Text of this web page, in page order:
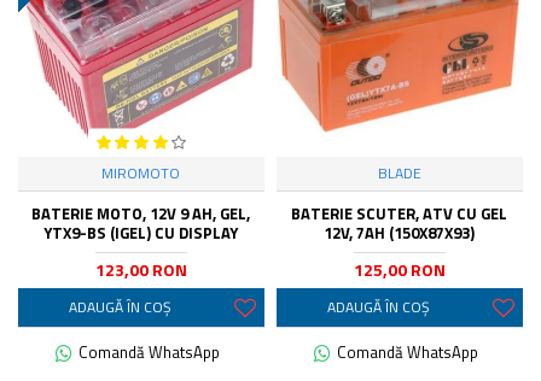
MIROMOTO
BATERIE MOTO, 12V 9 AH, GEL,
YTX9-BS (IGEL) CU DISPLAY
123,00 RON
ADAUGĂ ÎN COŞ
Comandă WhatsApp
BLADE
BATERIE SCUTER, ATV CU GEL
12V, 7AH (150X87X93)
125,00 RON
ADAUGĂ ÎN COŞ
Comandă WhatsApp